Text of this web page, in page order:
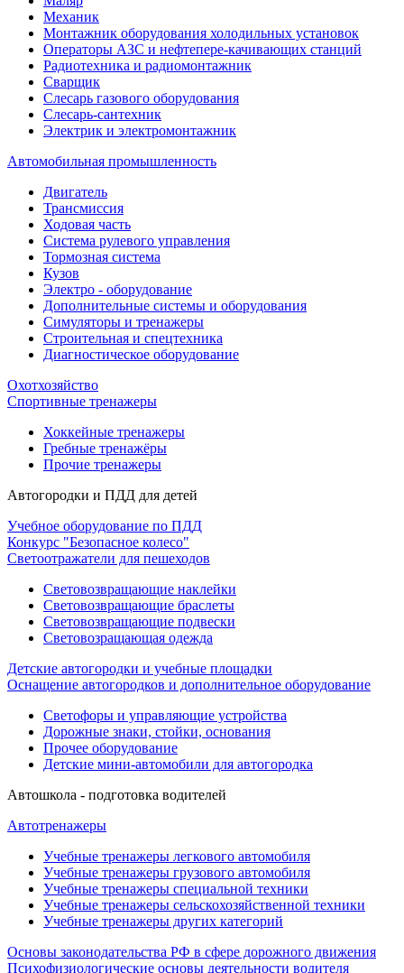
Механик
Монтажник оборудования холодильных установок
Операторы АЗС и нефтепере-качивающих станций
Радиотехника и радиомонтажник
Сварщик
Слесарь газового оборудования
Слесарь-сантехник
Электрик и электромонтажник
Автомобильная промышленность
Двигатель
Трансмиссия
Ходовая часть
Система рулевого управления
Тормозная система
Кузов
Электро - оборудование
Дополнительные системы и оборудования
Симуляторы и тренажеры
Строительная и спецтехника
Диагностическое оборудование
Охотхозяйство
Спортивные тренажеры
Хоккейные тренажеры
Гребные тренажёры
Прочие тренажеры
Автогородки и ПДД для детей
Учебное оборудование по ПДД
Конкурс "Безопасное колесо"
Светоотражатели для пешеходов
Световозвращающие наклейки
Световозвращающие браслеты
Световозвращающие подвески
Световозращающая одежда
Детские автогородки и учебные площадки
Оснащение автогородков и дополнительное оборудование
Светофоры и управляющие устройства
Дорожные знаки, стойки, основания
Прочее оборудование
Детские мини-автомобили для автогородка
Автошкола - подготовка водителей
Автотренажеры
Учебные тренажеры легкового автомобиля
Учебные тренажеры грузового автомобиля
Учебные тренажеры специальной техники
Учебные тренажеры сельскохозяйственной техники
Учебные тренажеры других категорий
Основы законодательства РФ в сфере дорожного движения
Психофизиологические основы деятельности водителя